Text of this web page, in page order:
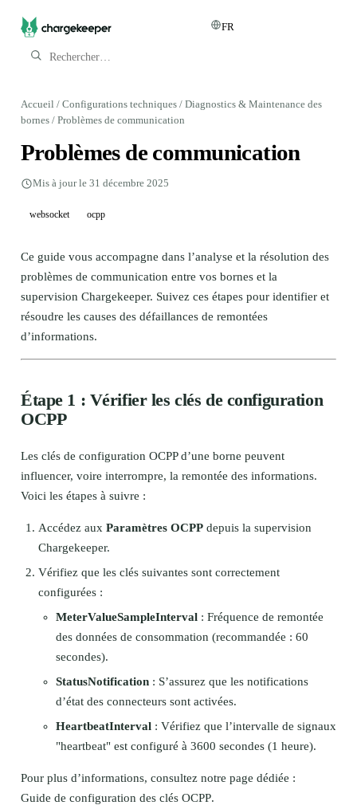
FR
Accueil / Configurations techniques / Diagnostics & Maintenance des
bornes / Problèmes de communication
Problèmes de communication
Mis à jour le 31 décembre 2025
websocket ocpp
Ce guide vous accompagne dans l’analyse et la résolution des
problèmes de communication entre vos bornes et la
supervision Chargekeeper. Suivez ces étapes pour identifier et
résoudre les causes des défaillances de remontées
d’informations.
Étape 1 : Vérifier les clés de configuration
OCPP
Les clés de configuration OCPP d’une borne peuvent
influencer, voire interrompre, la remontée des informations.
Voici les étapes à suivre :
Accédez aux Paramètres OCPP depuis la supervision
Chargekeeper.
Vérifiez que les clés suivantes sont correctement
configurées :
MeterValueSampleInterval : Fréquence de remontée
des données de consommation (recommandée : 60
secondes).
StatusNotification : S’assurez que les notifications
d’état des connecteurs sont activées.
HeartbeatInterval : Vérifiez que l’intervalle de signaux
"heartbeat" est configuré à 3600 secondes (1 heure).
Pour plus d’informations, consultez notre page dédiée :
Guide de configuration des clés OCPP.